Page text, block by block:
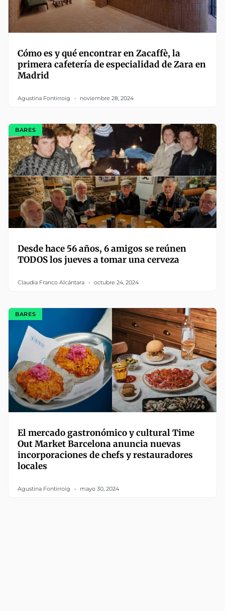
Cómo es y qué encontrar en Zacaffè, la
primera cafetería de especialidad de Zara en
Madrid
Agustina Fontirroig noviembre 28, 2024
BARES
Desde hace 56 años, 6 amigos se reúnen
TODOS los jueves a tomar una cerveza
Claudia Franco Alcántara octubre 24, 2024
BARES
El mercado gastronómico y cultural Time
Out Market Barcelona anuncia nuevas
incorporaciones de chefs y restauradores
locales
Agustina Fontirroig mayo 30, 2024